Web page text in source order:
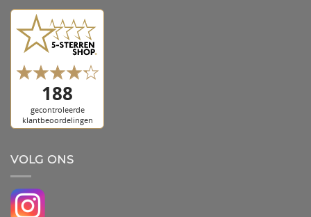
VOLG ONS